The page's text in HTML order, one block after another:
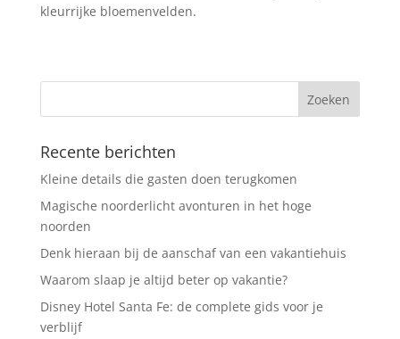
kleurrijke bloemenvelden.
Recente berichten
Kleine details die gasten doen terugkomen
Magische noorderlicht avonturen in het hoge
noorden
Denk hieraan bij de aanschaf van een vakantiehuis
Waarom slaap je altijd beter op vakantie?
Disney Hotel Santa Fe: de complete gids voor je
verblijf